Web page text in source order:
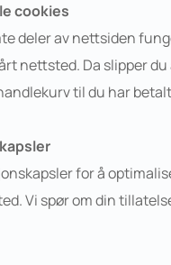
cookies
deler av nettsiden
nettsted. Da slipper
til du har
for å
Vi spør om din